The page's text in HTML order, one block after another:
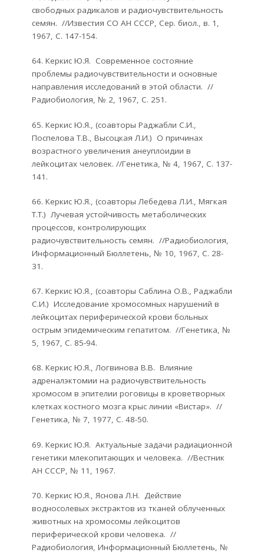
свободных радикалов и радиочувствительность
семян. //Известия СО АН СССР, Сер. биол., в. 1,
1967, С. 147-154.
64. Керкис Ю.Я. Современное состояние
проблемы радиочувствительности и основные
направления исследований в этой области. //
Радиобиология, № 2, 1967, С. 251.
65. Керкис Ю.Я., (соавторы Раджабли С.И.,
Поспелова Т.В., Высоцкая Л.И.) О причинах
возрастного увеличения анеуплоидии в
лейкоцитах человек. //Генетика, № 4, 1967, С. 137-
141.
66. Керкис Ю.Я., (соавторы Лебедева Л.И., Мягкая
Т.Т.) Лучевая устойчивость метаболических
процессов, контролирующих
радиочувствительность семян. //Радиобиология,
Информационный Бюллетень, № 10, 1967, С. 28-
31.
67. Керкис Ю.Я., (соавторы Саблина О.В., Раджабли
С.И.) Исследование хромосомных нарушений в
лейкоцитах периферической крови больных
острым эпидемическим гепатитом. //Генетика, №
5, 1967, С. 85-94.
68. Керкис Ю.Я., Логвинова В.В. Влияние
адреналэктомии на радиочувствительность
хромосом в эпителии роговицы в кроветворных
клетках костного мозга крыс линии «Вистар». //
Генетика, № 7, 1977, С. 48-50.
69. Керкис Ю.Я. Актуальные задачи радиационной
генетики млекопитающих и человека. //Вестник
АН СССР, № 11, 1967.
70. Керкис Ю.Я., Яснова Л.Н. Действие
водносолевых экстрактов из тканей облученных
животных на хромосомы лейкоцитов
периферической крови человека. //
Радиобиология, Информационный Бюллетень, №